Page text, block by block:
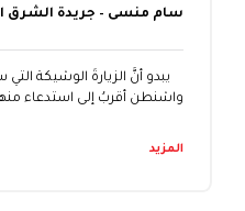
سام منسى – جريدة الشرق
يبدو أنَّ الزيارةَ الوشيكة التي
واشنطن أقربُ إلى استدعاء
المزيد